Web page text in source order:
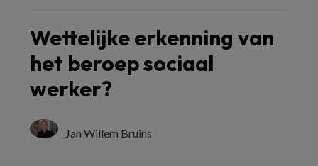
Wettelijke erkenning van
het beroep sociaal
werker?
Jan Willem Bruins